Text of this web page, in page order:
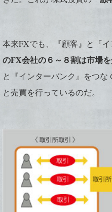
本来FXでも、『顧客』と『
のFX会社の６～８割は市場
と『インターバンク』をつ
と売買を行っているのだ。